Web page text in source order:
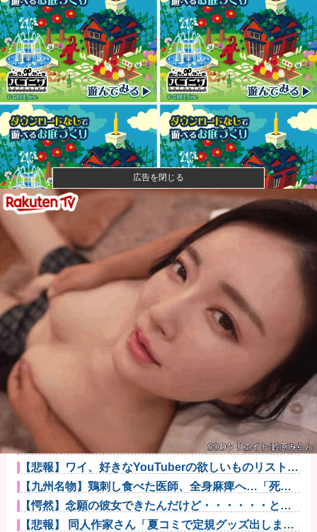
【放送事故】フジテレビ、女子大生を大量投入して闇
深エロ番組ｗ...
【速報】ひろゆき、離婚へｗｗｗ
【緊急】AV業界、ぶっ壊れ最強が現れインフレ 環境崩
壊ｗｗｗ...
【画像】人工肛門の松本人志さん、最新の姿に心配の
声殺到…
本物のスパイ、政府批判どころか「むしろ政府の味
方」を演じて潜...
カープ〝屈辱〟横浜に3タテされ5連敗。鈴木健矢6回1
失点快投...
【画像】女の子が性行為の後にして欲しいことがこち
ら・・・他
【速報】週刊フジ「減税反対結構！ならば石破太郎と
河野茂は離党...
【動画】声優芸人という新たなポジションを確立した
女ｗｗｗｗｗ...
日本のテレビがまだ面白かった時代がこちらｗｗｗｗ
ｗｗｗ他
【悲報】ワイ、好きなYouTuberの欲しいものリストか
らア...
【九州名物】鶏刺し食べた医師、全身麻痺へ…「死ん
だほうが良か...
【愕然】念願の彼女できたんだけど・・・・・・とん
でもない素性...
【悲報】 同人作家さん「夏コミで定規グッズ出しま
広告を閉じる